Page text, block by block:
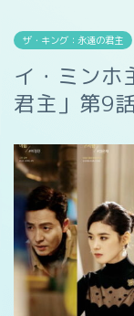
ザ・キング：永遠の君主
イ・ミンホ
君主」第9